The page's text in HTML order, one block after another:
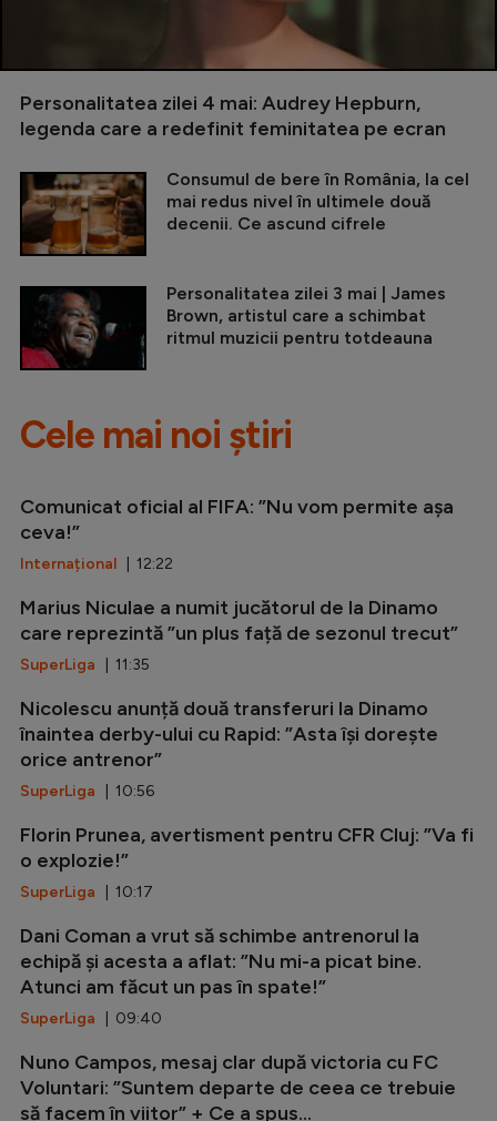
Personalitatea zilei 4 mai: Audrey Hepburn,
legenda care a redefinit feminitatea pe ecran
Consumul de bere în România, la cel
mai redus nivel în ultimele două
decenii. Ce ascund cifrele
Personalitatea zilei 3 mai | James
Brown, artistul care a schimbat
ritmul muzicii pentru totdeauna
Cele mai noi știri
Comunicat oficial al FIFA: ”Nu vom permite așa
ceva!”
Internațional | 12:22
Marius Niculae a numit jucătorul de la Dinamo
care reprezintă ”un plus față de sezonul trecut”
SuperLiga | 11:35
Nicolescu anunță două transferuri la Dinamo
înaintea derby-ului cu Rapid: ”Asta își dorește
orice antrenor”
SuperLiga | 10:56
Florin Prunea, avertisment pentru CFR Cluj: ”Va fi
o explozie!”
SuperLiga | 10:17
Dani Coman a vrut să schimbe antrenorul la
echipă și acesta a aflat: ”Nu mi-a picat bine.
Atunci am făcut un pas în spate!”
SuperLiga | 09:40
Nuno Campos, mesaj clar după victoria cu FC
Voluntari: ”Suntem departe de ceea ce trebuie
să facem în viitor” + Ce a spus...